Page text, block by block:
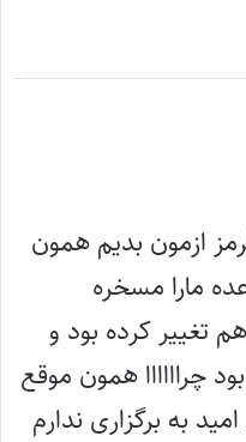
ازمون بدیم همون
مارا مسخره
تغییر کرده بود و
چراااااا همون موقع
به برگزاری ندارم